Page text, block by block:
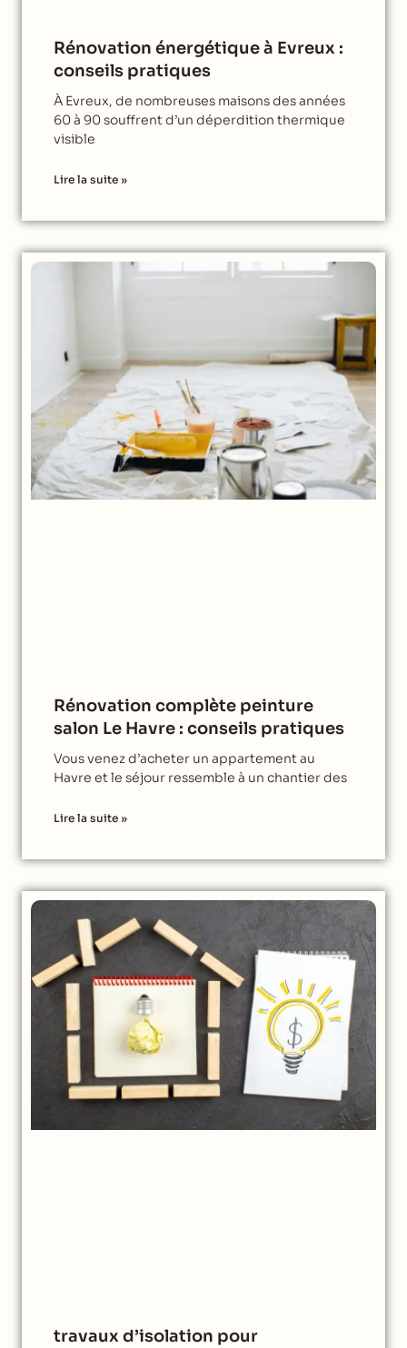
Rénovation énergétique à Evreux :
conseils pratiques
À Evreux, de nombreuses maisons des années
60 à 90 souffrent d’un déperdition thermique
visible
Lire la suite »
Rénovation complète peinture
salon Le Havre : conseils pratiques
Vous venez d’acheter un appartement au
Havre et le séjour ressemble à un chantier des
Lire la suite »
travaux d’isolation pour